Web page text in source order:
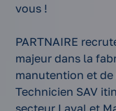
vous !
PARTNAIRE
majeur dans la
manutention et
Technicien SAV